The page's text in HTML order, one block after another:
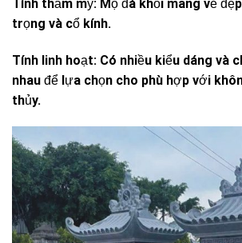
Tính thẩm mỹ: Mộ đá khối mang vẻ
trọng và cổ kính.
Tính linh hoạt: Có nhiều kiểu dáng và
nhau để lựa chọn cho phù hợp với
thủy.